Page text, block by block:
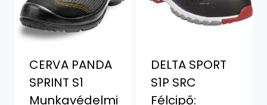
CERVA PANDA
SPRINT S1
Munkavédelmi
DELTA SPORT
S1P SRC
Félcipő: